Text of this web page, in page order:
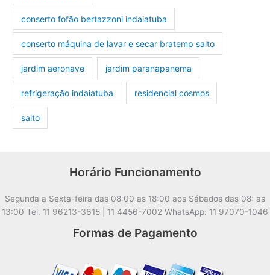
conserto fofão bertazzoni indaiatuba
conserto máquina de lavar e secar bratemp salto
jardim aeronave jardim paranapanema
refrigeração indaiatuba residencial cosmos
salto
Horário Funcionamento
Segunda a Sexta-feira das 08:00 as 18:00 aos Sábados das 08: as
13:00 Tel. 11 96213-3615 | 11 4456-7002 WhatsApp: 11 97070-1046
Formas de Pagamento